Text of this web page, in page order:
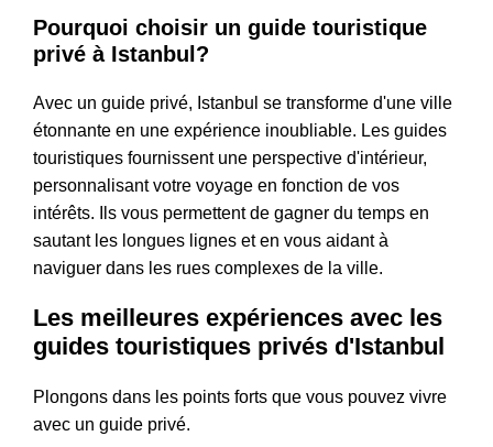
Pourquoi choisir un guide touristique
privé à Istanbul?
Avec un guide privé, Istanbul se transforme d'une ville
étonnante en une expérience inoubliable. Les guides
touristiques fournissent une perspective d'intérieur,
personnalisant votre voyage en fonction de vos
intérêts. Ils vous permettent de gagner du temps en
sautant les longues lignes et en vous aidant à
naviguer dans les rues complexes de la ville.
Les meilleures expériences avec les
guides touristiques privés d'Istanbul
Plongons dans les points forts que vous pouvez vivre
avec un guide privé.